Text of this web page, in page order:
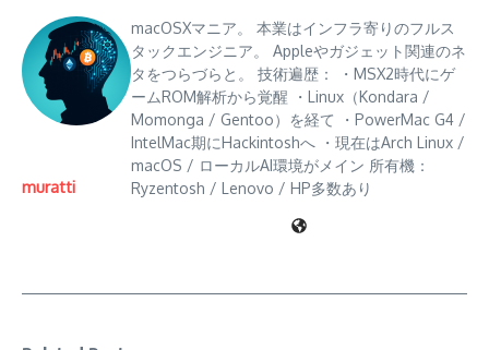
muratti
macOSXマニア。 本業はインフラ寄りのフルス
タックエンジニア。 Appleやガジェット関連のネ
タをつらづらと。 技術遍歴： ・MSX2時代にゲ
ームROM解析から覚醒 ・Linux（Kondara /
Momonga / Gentoo）を経て ・PowerMac G4 /
IntelMac期にHackintoshへ ・現在はArch Linux /
macOS / ローカルAI環境がメイン 所有機：
Ryzentosh / Lenovo / HP多数あり